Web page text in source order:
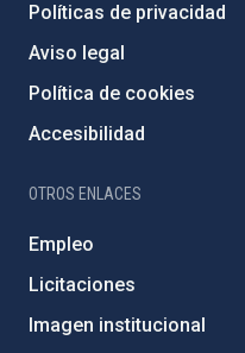
Políticas de privacidad
Aviso legal
Política de cookies
Accesibilidad
OTROS ENLACES
Empleo
Licitaciones
Imagen institucional